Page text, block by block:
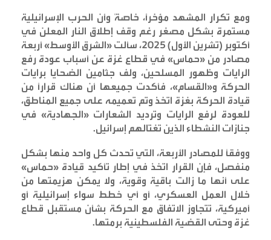
ومع تكرار المشهد مؤخراً، خاصةً وأن الحرب الإسرائيلية
مستمرة بشكل مصغر رغم وقف إطلاق النار المعلن في
أكتوبر (تشرين الأول) 2025، سألت «الشرق الأوسط» أربعة
مصادر من «حماس» في قطاع غزة عن أسباب عودة رفع
الرايات وظهور المسلحين، ولف جثامين الضحايا برايات
الحركة و«القسام»، فأكدت جميعها أن هناك قراراً من
قيادة الحركة بغزة اتخذ وتم تعميمه على جميع المناطق،
للعودة لرفع الرايات وترديد الشعارات «الجهادية» في
جنازات النشطاء الذين تغتالهم إسرائيل.
ووفقاً للمصادر الأربعة، التي تحدث كل واحد منها بشكل
منفصل، فإن القرار اتخذ في إطار تأكيد قيادة «حماس»
على أنها ما زالت باقية وقوية، ولا يمكن هزيمتها من
خلال العمل العسكري، أو أي خطط سواء إسرائيلية أو
أميركية، تتجاوز الاتفاق مع الحركة بشأن مستقبل قطاع
غزة وحتى القضية الفلسطينية برمتها.